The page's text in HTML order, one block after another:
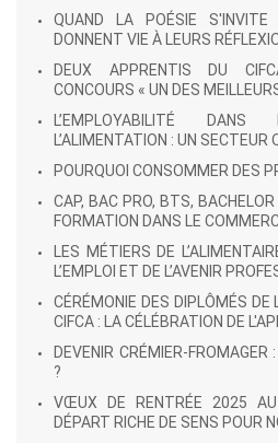
QUAND LA POÉSIE
DONNENT VIE À LEURS
DEUX APPRENTIS DU
CONCOURS « UN DES
L’EMPLOYABILITÉ
L’ALIMENTATION : UN SECTEUR
POURQUOI CONSOMMER DES
CAP, BAC PRO, BTS,
FORMATION DANS LE
LES MÉTIERS DE
L’EMPLOI ET DE L’AVENIR
CÉRÉMONIE DES DIPLÔMÉS
CIFCA : LA CÉLÉBRATION DE
DEVENIR CRÉMIER-FROMAGER
?
VŒUX DE RENTRÉE 2025
DÉPART RICHE DE SENS POUR